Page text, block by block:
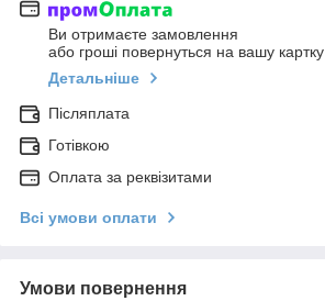
Ви отримаєте замовлення
або гроші повернуться на вашу картку
Детальніше
Післяплата
Готівкою
Оплата за реквізитами
Всі умови оплати
Умови повернення